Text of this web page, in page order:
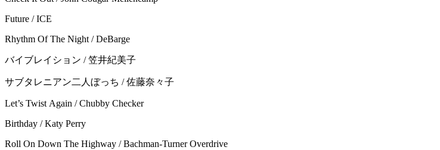
Future / ICE
Rhythm Of The Night / DeBarge
バイブレイション / 笠井紀美子
サブタレニアン二人ぼっち / 佐藤奈々子
Let’s Twist Again / Chubby Checker
Birthday / Katy Perry
Roll On Down The Highway / Bachman-Turner Overdrive